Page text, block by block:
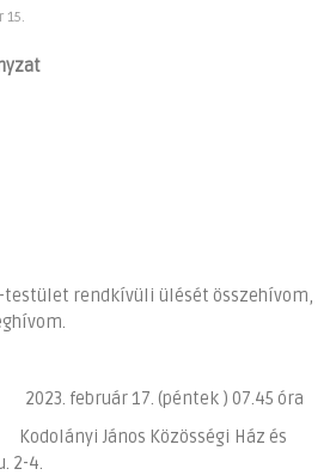
15.
testület rendkívüli ülését összehívom,
február 17. (péntek ) 07.45 óra
János Közösségi Ház és
2-4.